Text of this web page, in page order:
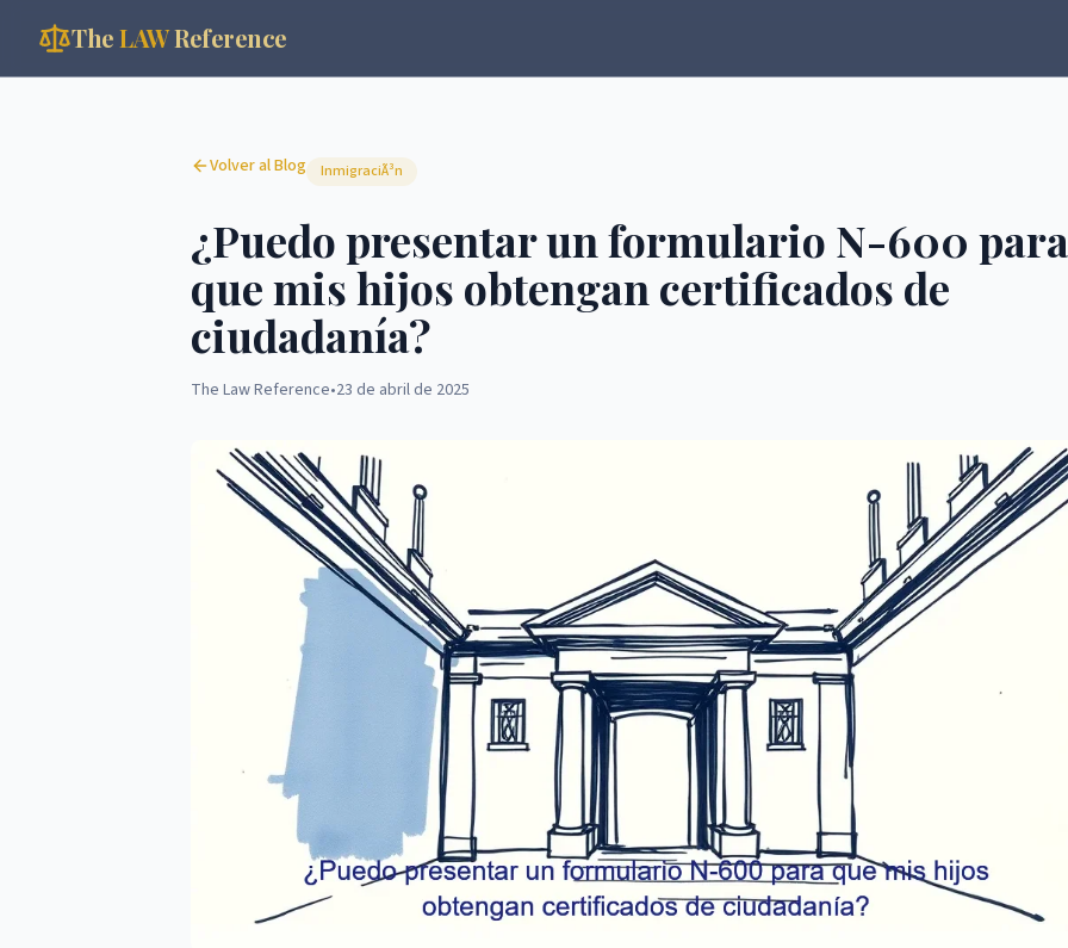
TheLAWReference
Volver al Blog InmigraciÃ³n
¿Puedo presentar un formulario N-600 para
que mis hijos obtengan certificados de
ciudadanía?
The Law Reference•23 de abril de 2025